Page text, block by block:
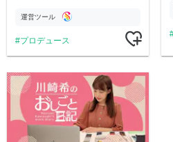
運営ツール
プロデュース